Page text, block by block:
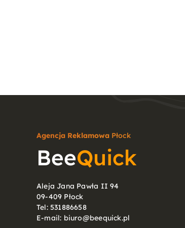
Agencja ReklamowaPłock
BeeQuick
Aleja Jana Pawła II 94
09-409 Płock
Tel:531886658
E-mail: biuro@beequick.pl